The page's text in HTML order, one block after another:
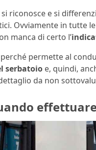
riconosce e si
Ovviamente in tutte
manca di certo l’
permette al
serbatoio e, quindi,
da non